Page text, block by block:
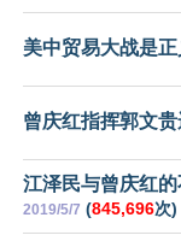
美中贸易大战是
曾庆红指挥郭文
江泽民与曾庆红
2019/5/7 (845,696次)